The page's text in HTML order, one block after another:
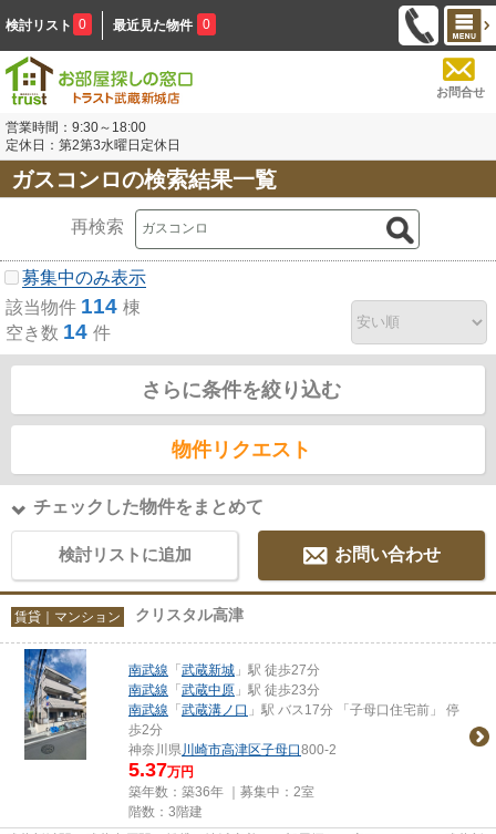
検討リスト 0 最近見た物件 0
お問合せ
営業時間：9:30～18:00
定休日：第2第3水曜日定休日
ガスコンロの検索結果一覧
再検索
募集中のみ表示
該当物件 114 棟
空き数 14 件
さらに条件を絞り込む
物件リクエスト
チェックした物件をまとめて
検討リストに追加 お問い合わせ
賃貸｜マンション クリスタル高津
南武線 「武蔵新城 」駅 徒歩27分
南武線 「武蔵中原 」駅 徒歩23分
南武線 「武蔵溝ノ口 」駅 バス17分 「子母口住宅前」 停
歩2分
神奈川県川崎市高津区子母口800-2
5.37万円
築年数：築36年 ｜募集中： 2室
階数：3階建